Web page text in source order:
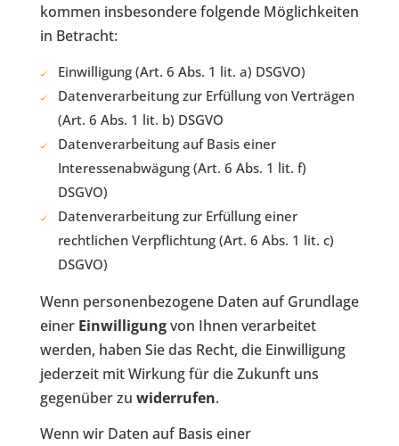
kommen insbesondere folgende Möglichkeiten
in Betracht:
Einwilligung (Art. 6 Abs. 1 lit. a) DSGVO)
Datenverarbeitung zur Erfüllung von Verträgen
(Art. 6 Abs. 1 lit. b) DSGVO
Datenverarbeitung auf Basis einer
Interessenabwägung (Art. 6 Abs. 1 lit. f)
DSGVO)
Datenverarbeitung zur Erfüllung einer
rechtlichen Verpflichtung (Art. 6 Abs. 1 lit. c)
DSGVO)
Wenn personenbezogene Daten auf Grundlage
einer Einwilligungvon Ihnen verarbeitet
werden, haben Sie das Recht, die Einwilligung
jederzeit mit Wirkung für die Zukunft uns
gegenüber zu widerrufen.
Wenn wir Daten auf Basis einer